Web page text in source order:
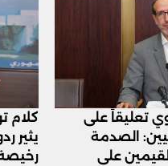
تعليقاً على
الصدمة
على
كلام
يثير